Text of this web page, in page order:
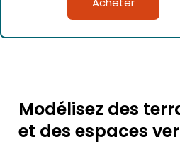
initial
était :
246,00 €.
actuel
est :
123,00 €.
Modélisez des
et des espaces